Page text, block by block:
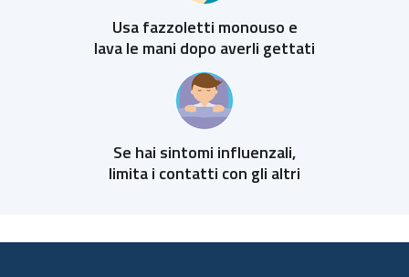
Bambini dai 6 mesi
Persone ricoverate in strutture per
lungodegenti
Usa fazzoletti monouso e
lava le mani dopo averli gettati
Se hai sintomi influenzali,
limita i contatti con gli altri